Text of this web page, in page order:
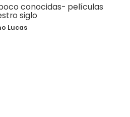
conocidas- películas
siglo
Lucas